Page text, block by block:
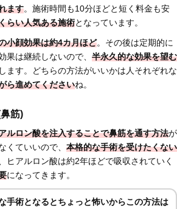
ます。施術時間も10分ほどと短く料金も安
らい人気ある施術となっています。
小顔効果は約4カ月ほど。その後は定期的に
果は継続しないので、 半永久的な効果を望む
します。どちらの方法がいいかは人それぞれな
ら進めてくださいね。
筋)
ルロン酸を注入することで鼻筋を通す方法が
くていいので、 本格的な手術を受けたくない
ヒアルロン酸は約2年ほどで吸収されていく
になってきます。
手術となるとちょっと怖いからこの方法は